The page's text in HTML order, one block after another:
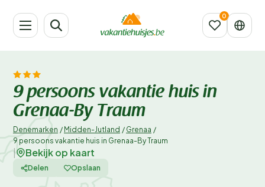
9 persoons vakantie huis in
Grenaa-By Traum
Denemarken / Midden-Jutland / Grenaa /
9 persoons vakantie huis in Grenaa-By Traum
Bekijk op kaart
Delen Opslaan